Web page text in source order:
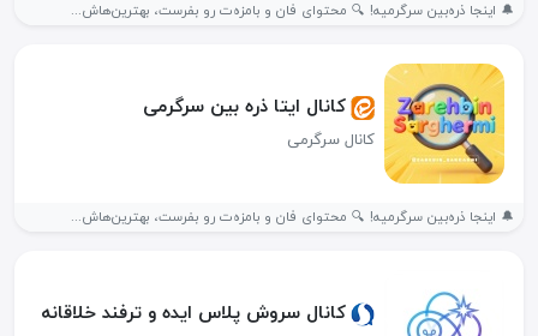
🔔 اینجا ذره‌بین سرگرمیه! 🔍 محتوای فان و بامزه‌ت رو بفرست، بهترین‌هاش...
کانال ایتا ذره بین سرگرمی
کانال سرگرمی
🔔 اینجا ذره‌بین سرگرمیه! 🔍 محتوای فان و بامزه‌ت رو بفرست، بهترین‌هاش...
کانال سروش پلاس ایده و ترفند خلاقانه